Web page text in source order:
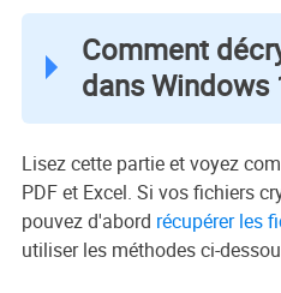
Comment
dans
Lisez cette partie et voyez
PDF et Excel. Si vos fichiers
pouvez d'abord récupérer les
utiliser les méthodes ci-